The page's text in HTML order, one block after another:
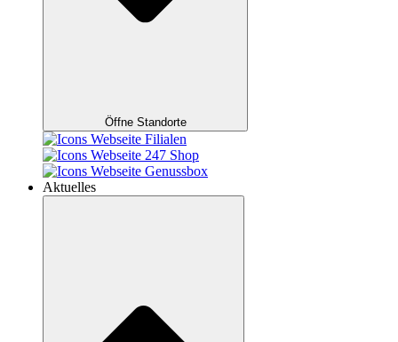
Öffne Standorte
Aktuelles